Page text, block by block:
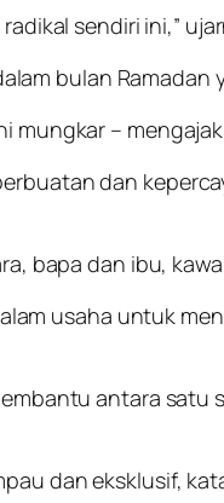
sendiri ini,”
bulan Ramadan
–
dan
bapa dan ibu,
usaha untuk
antara
dan eksklusif,